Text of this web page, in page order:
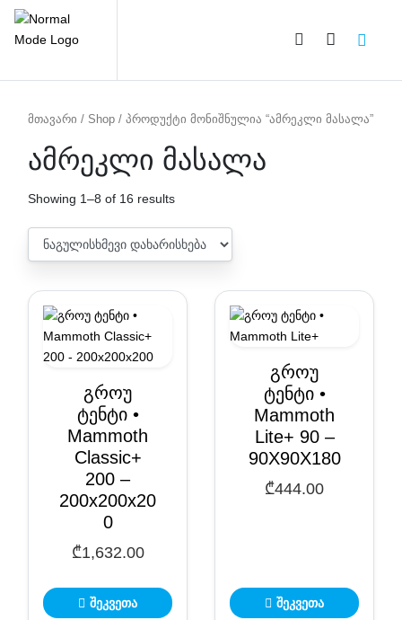
PRODUCT CATEGORIES
მთავარი / Shop / პროდუქტი მონიშნულია “ამრეკლი მასალა”
ამრეკლი მასალა
Showing 1–8 of 16 results
გროუ
ტენტი •
Mammoth
Classic+
200 –
200x200x20
0
₾1,632.00
შეკვეთა
გროუ
ტენტი •
Mammoth
Lite+ 90 –
90X90X180
₾444.00
შეკვეთა